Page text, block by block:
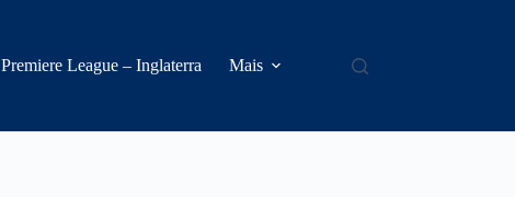
Premiere League – Inglaterra Mais